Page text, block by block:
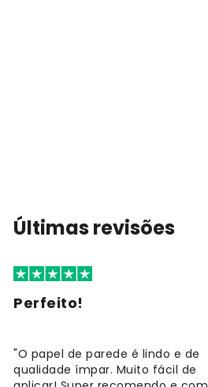
Últimas revisões
Perfeito!
"O papel de parede é lindo e de
qualidade ímpar. Muito fácil de